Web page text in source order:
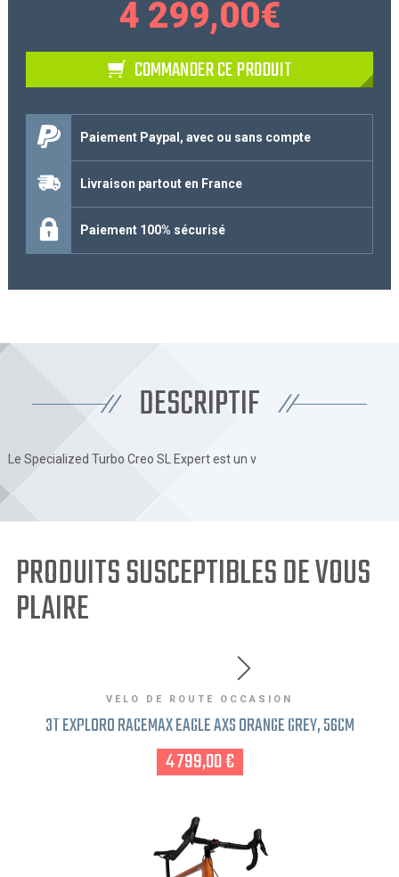
4 299,00€
COMMANDER CE PRODUIT
Paiement Paypal, avec ou sans compte
Livraison partout en France
Paiement 100% sécurisé
DESCRIPTIF
Le Specialized Turbo Creo SL Expert est un v
PRODUITS SUSCEPTIBLES DE VOUS
PLAIRE
VELO DE ROUTE OCCASION
3T EXPLORO RACEMAX EAGLE AXS ORANGE GREY, 56CM
4 799,00 €